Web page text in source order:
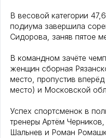
В весовой категории
подиума завершила
Сидорова, заняв пятое
В командном зачёте
женщин сборная
место, пропустив
место) и Московской
Успех спортсменок в
тренеры Артём
Шальнев и Роман